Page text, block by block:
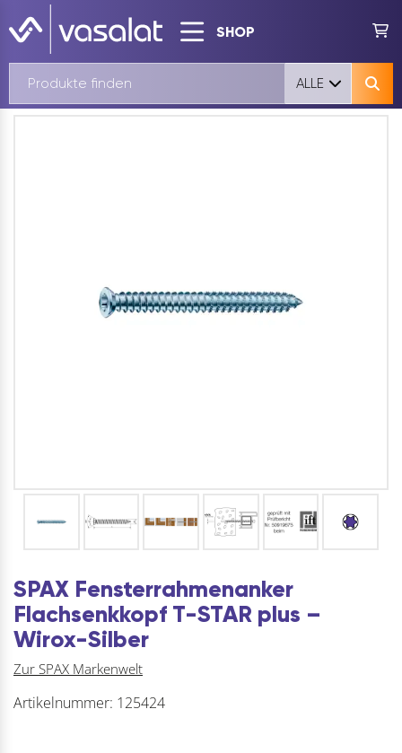
SHOP
ALLE
SPAX Fensterrahmenanker
Flachsenkkopf T-STAR plus –
Wirox-Silber
Zur SPAX Markenwelt
Artikelnummer: 125424